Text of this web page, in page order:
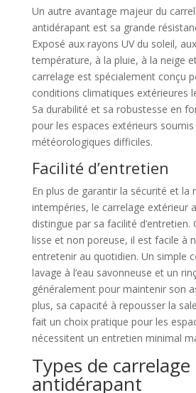
Un autre avantage majeur du
antidérapant est sa grande
Exposé aux rayons UV du soleil,
température, à la pluie, à la neige
carrelage est spécialement conçu
conditions climatiques extérieures
Sa durabilité et sa robustesse en
pour les espaces extérieurs
météorologiques difficiles.
Facilité d’entretien
En plus de garantir la sécurité et la
intempéries, le carrelage extérieur
distingue par sa facilité d’entretien.
lisse et non poreuse, il est facile à
entretenir au quotidien. Un simple
lavage à l’eau savonneuse et un
généralement pour maintenir son
plus, sa capacité à repousser la
fait un choix pratique pour les
nécessitent un entretien minimal
Types de
antidérapant